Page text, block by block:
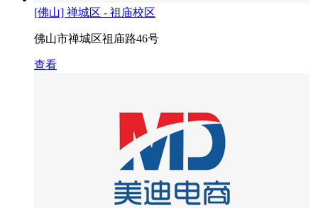
[佛山] 禅城区 - 祖庙校区
佛山市禅城区祖庙路46号
查看